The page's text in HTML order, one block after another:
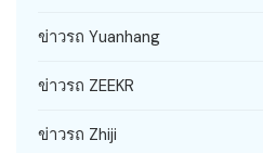
ข่าวรถ Yuanhang
ข่าวรถ ZEEKR
ข่าวรถ Zhiji